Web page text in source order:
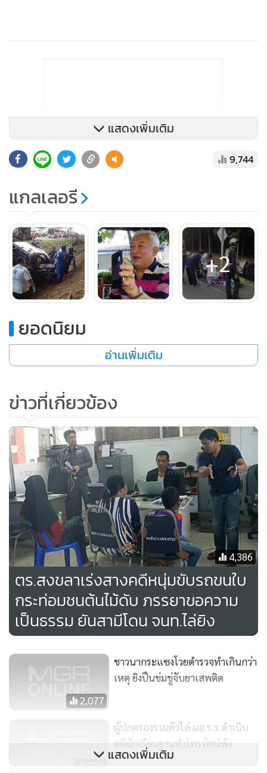
นายอำเภอหาดใหญ่ กล่าวยืนยันว่า การปฏิบัติหน้าที่ของ อส.ทุก
นายตั้งใจทำหน้าที่ในการดูแลรักษาความสงบเรียบร้อยทั้งด้าน
ความมั่นคง และยาเสพติด แต่จากพฤติกรรมของรถกระบะคันดัง
กล่าวซึ่งเมื่อมาถึงจุดตรวจได้ขับรถหลบหนี และป้ายทะเบียนเป็น
ป้าย จ.นราธิวาส รวมทั้งเวลาย่ำรุ่ง ทุกอย่างจึงทำให้เกิดข้อสงสัย
ได้ว่าผิดปกติทั้งพฤติกรรม สภาพรถ และช่วงเวลาเกิดเหตุ และ
ไม่มีใครทราบว่าภายในรถมีใครบ้าง จึงได้ติดตามจับกุมตามยุทธิ
วิธีโดยการยิงล้อแต่วิถีการยิงซึ่งอยู่บนท้ายรถกระบะอาจจะเกิด
ความผิดพลาดขึ้นได้เพราะรถกระบะคันนี้ก็พยายามปาดหน้ารถ
ของเจ้าหน้าที่ด้วย
แสดงเพิ่มเติม
9,744
แกลเลอรี
+2
ยอดนิยม
อ่านเพิ่มเติม
ข่าวที่เกี่ยวข้อง
4,386
ตร.สงขลาเร่งสางคดีหนุ่มขับรถขนใบ
กระท่อมชนต้นไม้ดับ ภรรยาขอความ
เป็นธรรม ยันสามีโดน จนท.ไล่ยิง
2,077
ชาวนากระแซงโวยตำรวจทำเกินกว่า
เหตุ ยิงปืนข่มขู่จับยาเสพติด
988
ผู้ปกครองรวมตัวไล่ ผอ.ร.ร.ดำเนิน
คดีนักเรียนฐานทำโทรทัศน์พัง
แสดงเพิ่มเติม